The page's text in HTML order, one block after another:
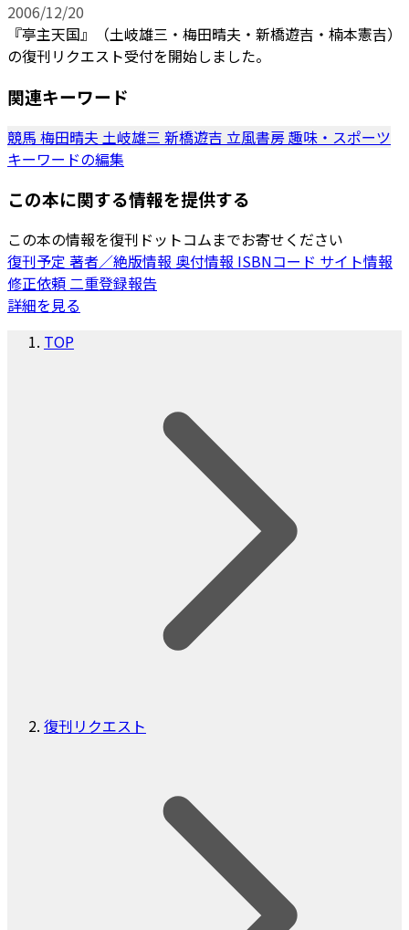
2006/12/20
『亭主天国』（土岐雄三・梅田晴夫・新橋遊吉・楠本憲吉）
の復刊リクエスト受付を開始しました。
関連キーワード
競馬 梅田晴夫 土岐雄三 新橋遊吉 立風書房趣味・スポーツ
キーワードの編集
この本に関する情報を提供する
この本の情報を復刊ドットコムまでお寄せください
復刊予定 著者／絶版情報 奥付情報 ISBNコード サイト情報
修正依頼二重登録報告
詳細を見る
TOP
復刊リクエスト